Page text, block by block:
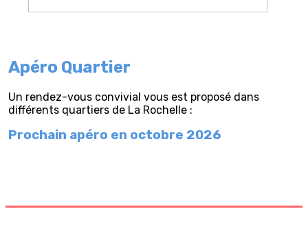
Apéro Quartier
Un rendez-vous convivial vous est proposé dans
différents quartiers de La Rochelle :
Prochain apéro en octobre 2026